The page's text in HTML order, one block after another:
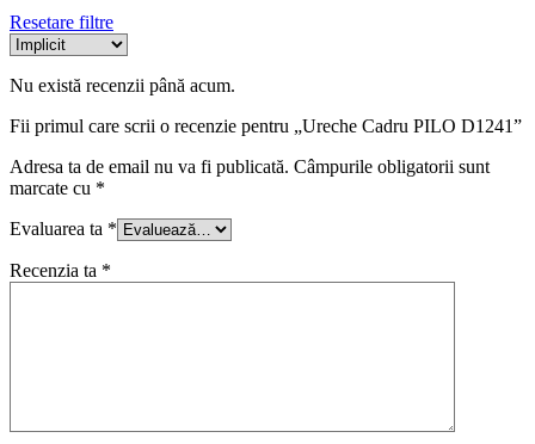
Resetare filtre
Nu există recenzii până acum.
Fii primul care scrii o recenzie pentru „Ureche Cadru PILO D1241”
Adresa ta de email nu va fi publicată. Câmpurile obligatorii sunt
marcate cu *
Evaluarea ta *
Recenzia ta *